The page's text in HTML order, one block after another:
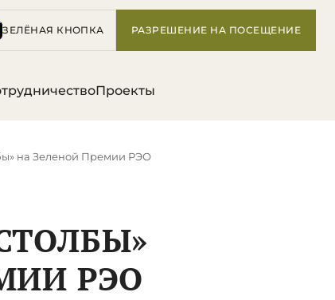
ЗЕЛЁНАЯ КНОПКА РАЗРЕШЕНИЕ НА ПОСЕЩЕНИЕ
Проекты
на Зеленой Премии РЭО
РЭО